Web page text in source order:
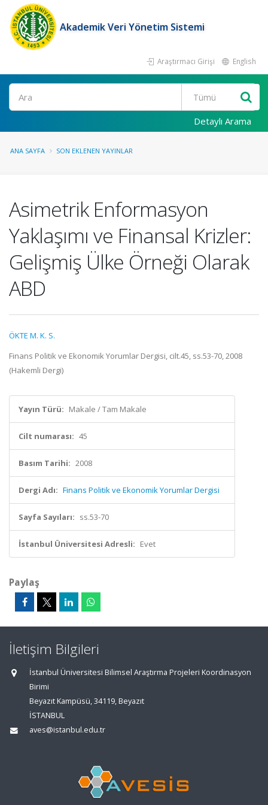
Akademik Veri Yönetim Sistemi
Araştırmacı Girişi English
Ara
Detaylı Arama
ANA SAYFA SON EKLENEN YAYINLAR
Asimetrik Enformasyon
Yaklaşımı ve Finansal Krizler:
Gelişmiş Ülke Örneği Olarak
ABD
ÖKTE M. K. S.
Finans Politik ve Ekonomik Yorumlar Dergisi, cilt.45, ss.53-70, 2008
(Hakemli Dergi)
Yayın Türü: Makale / Tam Makale
Cilt numarası: 45
Basım Tarihi: 2008
Dergi Adı: Finans Politik ve Ekonomik Yorumlar Dergisi
Sayfa Sayıları: ss.53-70
İstanbul Üniversitesi Adresli: Evet
Paylaş
İletişim Bilgileri
İstanbul Üniversitesi Bilimsel Araştırma Projeleri Koordinasyon
Birimi
Beyazıt Kampüsü, 34119, Beyazıt
İSTANBUL
aves@istanbul.edu.tr